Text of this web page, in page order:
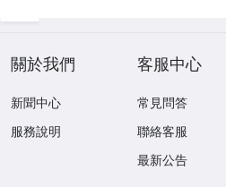
關於我們
新聞中心
服務說明
客服中心
常見問答
聯絡客服
最新公告